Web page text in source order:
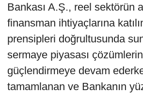
Bankası A.Ş., reel sektörün
finansman ihtiyaçlarına
prensipleri doğrultusunda
sermaye piyasası
güçlendirmeye devam
tamamlanan ve Bankanın